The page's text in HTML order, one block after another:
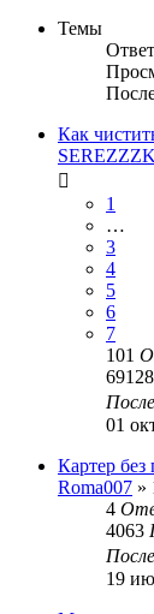
Темы
Как
1
…
3
4
5
6
7
101
69128
01
Картер без
Roma007 »
4
4063
19